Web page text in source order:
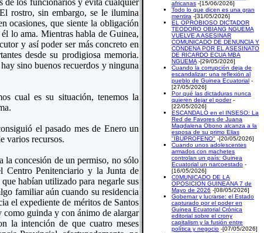
de los funcionarios y evita cualquier
rostro, sin embargo, se le ilumina
ocasiones, que siente la obligación
lo ama. Mientras habla de Guinea,
y así poder ser más concreto en
desde su prodigiosa memoria.
sino buenos recuerdos y ninguna
cual es su situación, tenemos la
el pasado mes de Enero un
varios recursos.
la concesión de un permiso, no sólo
Centro Penitenciario y la Junta de
habían utilizado para negarle sus
familiar aún cuando su residencia
el expediente de méritos de Santos
guinda y con ánimo de alargar
la intención de que cuatro meses
africanas -[15/06/2026]
Todo lo que dicen es una gran
mentira -[31/05/2026]
EL OPROBIOSO DICTADOR
TEODORO OBIANG NGUEMA
VUELVE A ASESINAR
COMUNICADO DE DENUNCIA Y
CONDENA POR EL ASESINATO
DE RICARDO ECUA MBA
NGUEMA -[29/05/2026]
Cuando la corrupción deja de
escandalizar: una reflexión al
pueblo de Guinea Ecuatorial -
[27/05/2026]
Por qué las dictaduras nunca
quieren dejar el poder -
[22/05/2026]
ESCANDALO en el INSESO: La
Red de Favores de Juana
Magdalena Obono alcanza a la
esposa de su primo Elias
"IBUPROFENO" -[20/05/2026]
Cuando unos adolescentes
armados con machetes
controlan un país: Guinea
Ecuatorial un narcoestado -
[16/05/2026]
C0MUNICADO DE LA
OPOSICION GUINEANA 7 de
Mayo de 2026 -[08/05/2026]
Gobernar y lucrarse: el Estado
capturado por el poder en
Guinea Ecuatorial Crónica
editorial sobre el crony
capitalism y la fusión entre
política y negocio -[07/05/2026]